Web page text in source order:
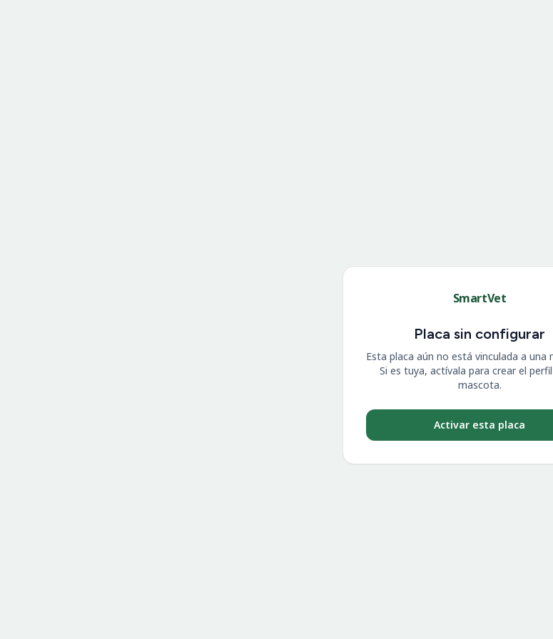
SmartVet
Placa sin configurar
Esta placa aún no está vinculada a una
Si es tuya, actívala para crear el
mascota.
Activar esta placa